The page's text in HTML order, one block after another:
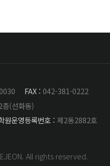
FAX : 042-381-0222
(선화동)
원운영등록번호 : 제2동2882호
All rights reserved.